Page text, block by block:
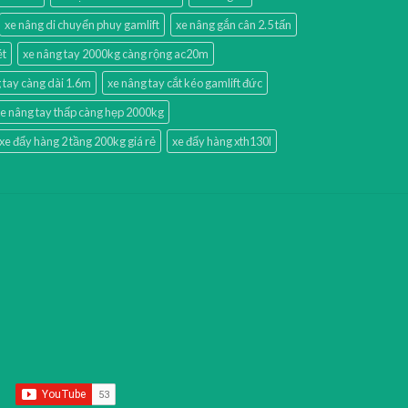
xe nâng di chuyển phuy gamlift
xe nâng gắn cân 2.5 tấn
xe nâng tay 2000kg càng rộng ac20m
tay càng dài 1.6m
xe nâng tay cắt kéo gamlift đức
nâng tay thấp càng hẹp 2000kg
xe đẩy hàng 2 tầng 200kg giá rẻ
xe đẩy hàng xth130l